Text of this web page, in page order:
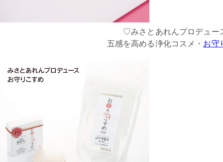
♡みさとあれんプロデュー
五感を高める浄化コスメ・ お守